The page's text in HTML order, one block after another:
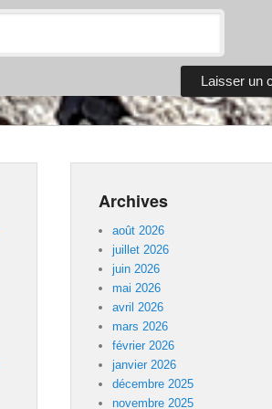
Archives
août 2026
juillet 2026
juin 2026
mai 2026
avril 2026
mars 2026
février 2026
janvier 2026
décembre 2025
novembre 2025